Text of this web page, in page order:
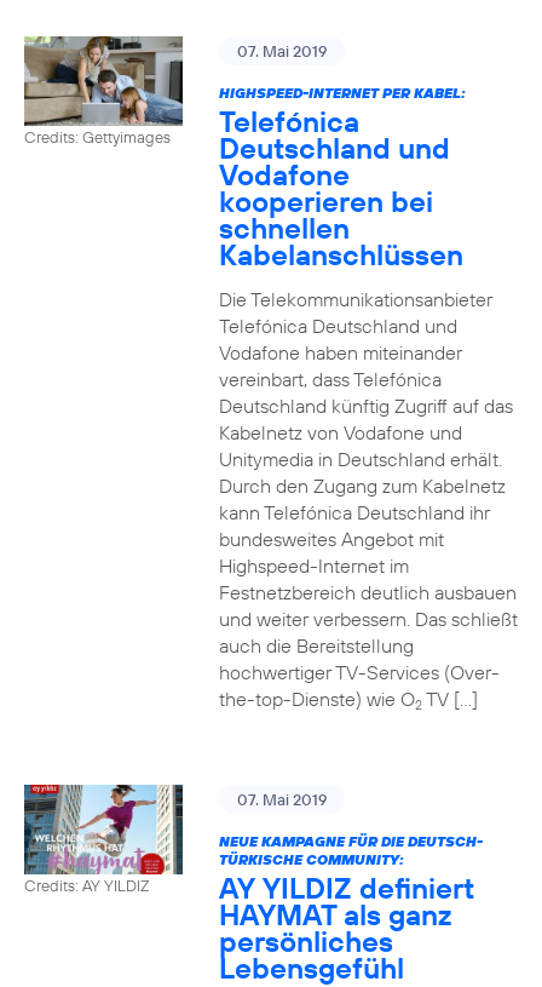
Credits: Gettyimages
07. Mai 2019
HIGHSPEED-INTERNET PER KABEL:
Telefónica
Deutschland und
Vodafone
kooperieren bei
schnellen
Kabelanschlüssen
Die Telekommunikationsanbieter
Telefónica Deutschland und
Vodafone haben miteinander
vereinbart, dass Telefónica
Deutschland künftig Zugriff auf das
Kabelnetz von Vodafone und
Unitymedia in Deutschland erhält.
Durch den Zugang zum Kabelnetz
kann Telefónica Deutschland ihr
bundesweites Angebot mit
Highspeed-Internet im
Festnetzbereich deutlich ausbauen
und weiter verbessern. Das schließt
auch die Bereitstellung
hochwertiger TV-Services (Over-
the-top-Dienste) wie O2TV […]
Credits: AY YILDIZ
07. Mai 2019
NEUE KAMPAGNE FÜR DIE DEUTSCH-
TÜRKISCHE COMMUNITY:
AY YILDIZ definiert
HAYMAT als ganz
persönliches
Lebensgefühl